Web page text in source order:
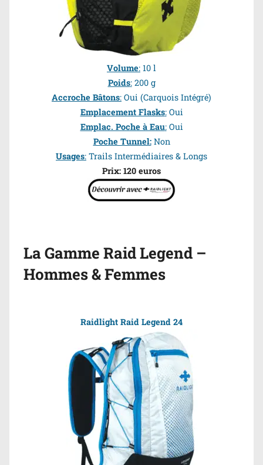
Volume: 10 l
Poids:200 g
Accroche Bâtons: Oui (Carquois Intégré)
Emplacement Flasks:Oui
Emplac. Poche à Eau:Oui
Poche Tunnel: Non
Usages: Trails Intermédiaires & Longs
Prix: 120 euros
La Gamme Raid Legend –
Hommes & Femmes
Raidlight Raid Legend 24